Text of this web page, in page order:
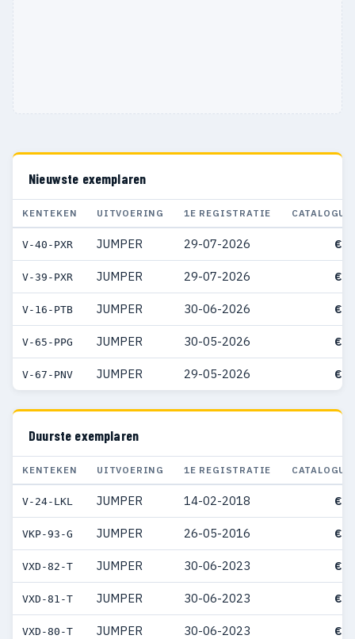
Nieuwste exemplaren
KENTEKEN UITVOERING 1E REGISTRATIE
V-40-PXR JUMPER 29-07-2026 €
V-39-PXR JUMPER 29-07-2026 €
V-16-PTB JUMPER 30-06-2026 €
V-65-PPG JUMPER 30-05-2026 €
V-67-PNV JUMPER 29-05-2026 €
Duurste exemplaren
KENTEKEN UITVOERING 1E REGISTRATIE
V-24-LKL JUMPER 14-02-2018 €
VKP-93-G JUMPER 26-05-2016 €
VXD-82-T JUMPER 30-06-2023 €
VXD-81-T JUMPER 30-06-2023 €
VXD-80-T JUMPER 30-06-2023 €